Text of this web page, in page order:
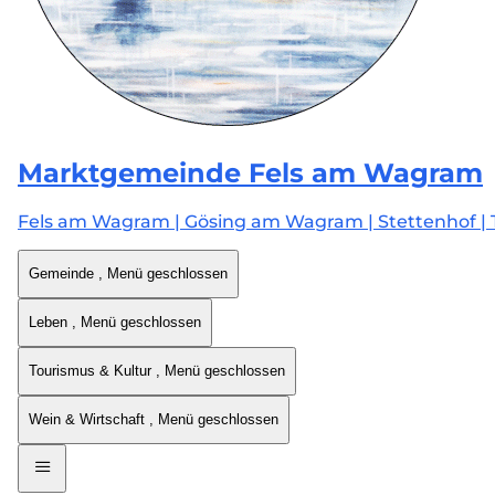
Marktgemeinde Fels am Wagram
Fels am Wagram | Gösing am Wagram | Stettenhof |
Gemeinde , Menü geschlossen
Leben , Menü geschlossen
Tourismus & Kultur , Menü geschlossen
Wein & Wirtschaft , Menü geschlossen